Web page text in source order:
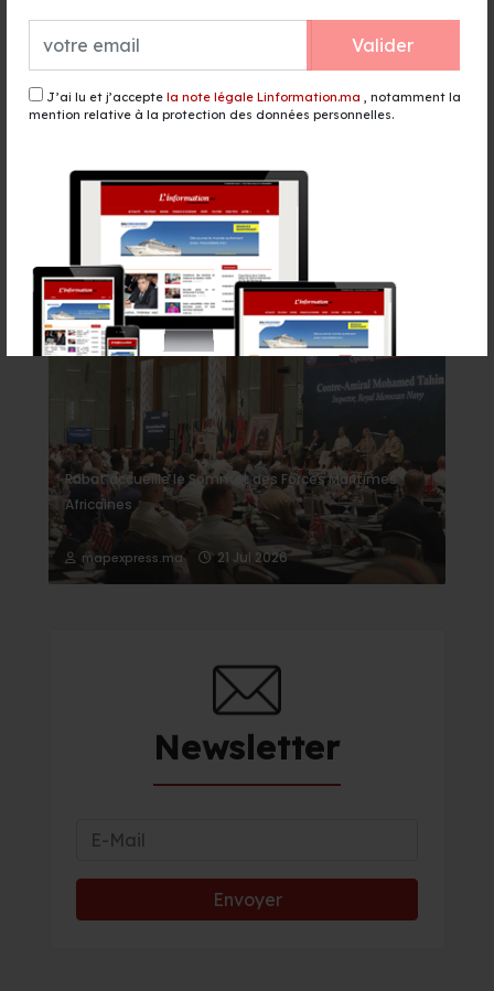
Valider
J’ai lu et j’accepte la note légale Linformation.ma , notamment la
mention relative à la protection des données personnelles.
il y a 12 heures - Sport
156 lignes et 5,3 millions de sièges :
développement au Maroc
il y a 12 heures - Finance & Economie
Événement
Rabat accueille le Sommet des Forces Maritimes
Africaines
mapexpress.ma 21 Jul 2026
Newsletter